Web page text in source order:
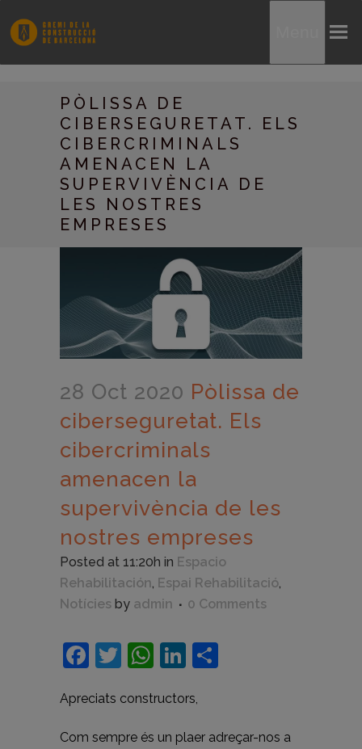
PÒLISSA DE
CIBERSEGURETAT. ELS
CIBERCRIMINALS
AMENACEN LA
SUPERVIVÈNCIA DE
LES NOSTRES
EMPRESES
28 Oct 2020 Pòlissa de
ciberseguretat. Els
cibercriminals
amenacen la
supervivència de les
nostres empreses
Posted at 11:20h in Espacio
Rehabilitación, Espai Rehabilitació,
Notícies by admin 0 Comments
Facebook
Twitter
WhatsApp
LinkedIn
Apreciats constructors,
Com sempre és un plaer adreçar-nos a